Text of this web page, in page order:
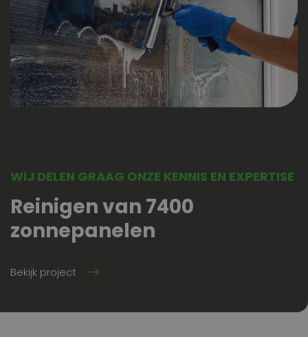
WIJ DELEN GRAAG ONZE KENNIS EN EXPERTISE
Reinigen van 7400
zonnepanelen
Bekijk project